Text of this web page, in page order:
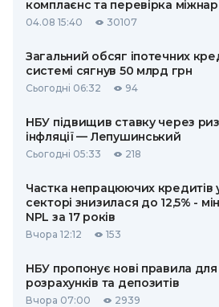
комплаєнс та перевірка
04.08 15:40 30107
Загальний обсяг іпотечних
системі сягнув 50 млрд грн
Сьогодні 06:32 94
НБУ підвищив ставку через
інфляції — Лепушинський
Сьогодні 05:33 218
Частка непрацюючих кредитів
секторі знизилася до 12,5% -
NPL за 17 років
Вчора 12:12 153
НБУ пропонує нові правила для
розрахунків та депозитів
Вчора 07:00 2939